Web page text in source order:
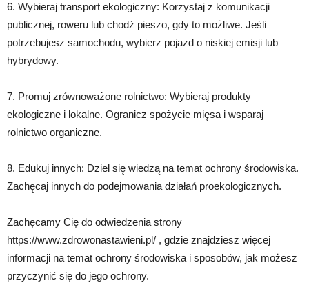
6. Wybieraj transport ekologiczny: Korzystaj z komunikacji
publicznej, roweru lub chodź pieszo, gdy to możliwe. Jeśli
potrzebujesz samochodu, wybierz pojazd o niskiej emisji lub
hybrydowy.
7. Promuj zrównoważone rolnictwo: Wybieraj produkty
ekologiczne i lokalne. Ogranicz spożycie mięsa i wsparaj
rolnictwo organiczne.
8. Edukuj innych: Dziel się wiedzą na temat ochrony środowiska.
Zachęcaj innych do podejmowania działań proekologicznych.
Zachęcamy Cię do odwiedzenia strony
https://www.zdrowonastawieni.pl/ , gdzie znajdziesz więcej
informacji na temat ochrony środowiska i sposobów, jak możesz
przyczynić się do jego ochrony.